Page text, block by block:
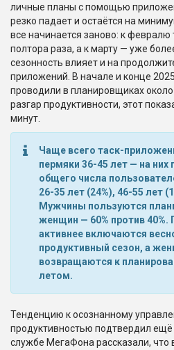
личные планы с помощью
резко падает и остаётся на
все начинается заново: к февралю
полтора раза, а к марту — уже
сезонность влияет и на
приложений. В начале и конце
проводили в планировщиках
разгар продуктивности, этот
минут.
Чаще всего таск-
пермяки 36-45 лет — на них
общего числа
26-35 лет (24%), 46-55 лет
Мужчины пользуются
женщин — 60% против
активнее включаются
продуктивный сезон, а
возвращаются к
летом.
Тенденцию к осознанному
продуктивностью подтвердил ещё
службе МегаФона рассказали, что